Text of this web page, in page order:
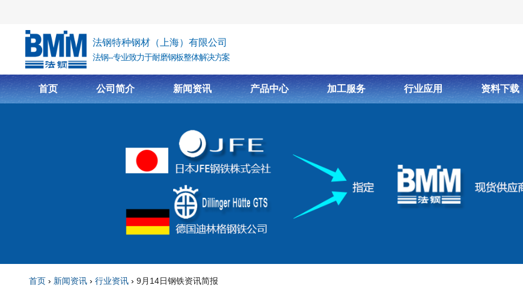
法钢特种钢材（上海）有限公司
法钢--专业致力于耐磨钢板整体解决方案
首页 公司简介 新闻资讯 产品中心 加工服务 行业应用 资料下载
首页 › 新闻资讯 › 行业资讯 › 9月14日钢铁资讯简报